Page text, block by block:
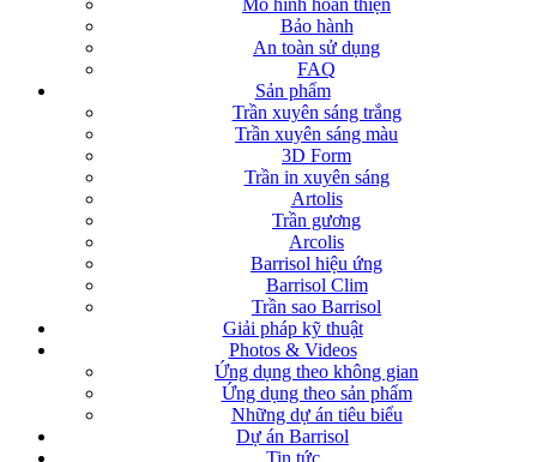
Bảo hành
An toàn sử dụng
FAQ
Sản phẩm
Trần xuyên sáng trắng
Trần xuyên sáng màu
3D Form
Trần in xuyên sáng
Artolis
Trần gương
Arcolis
Barrisol hiệu ứng
Barrisol Clim
Trần sao Barrisol
Giải pháp kỹ thuật
Photos & Videos
Ứng dụng theo không gian
Ứng dụng theo sản phẩm
Những dự án tiêu biểu
Dự án Barrisol
Tin tức